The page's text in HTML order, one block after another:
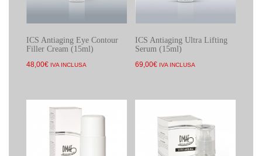
ICS Antiaging Eye Contour
Filler Cream (15ml)
48,00€ IVA INCLUSA
ICS Antiaging Ultra Lifting
Serum (15ml)
69,00€ IVA INCLUSA